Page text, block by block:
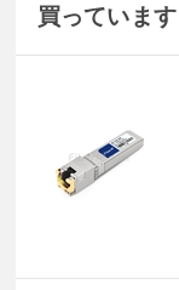
買っています